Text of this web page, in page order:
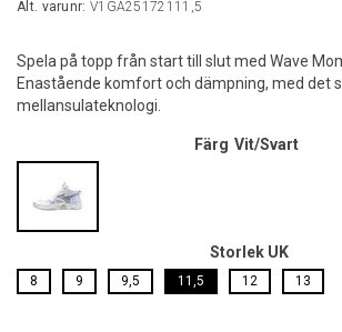
Alt. varunr: V1GA25172111,5
Spela på topp från start till slut med Wave
Enastående komfort och dämpning, med det
mellansulateknologi.
Färg Vit/Svart
Storlek UK
8 9 9,5 11,5 12 13